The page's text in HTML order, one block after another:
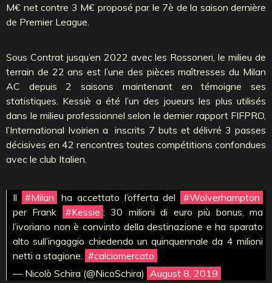
M€ net contre 3 M€ proposé par le 7è de la saison dernière
de Premier League.
Sous Contrat jusqu’en 2022 avec les Rossoneri, le milieu de
terrain de 22 ans est l’une des pièces maîtresses du Milan
AC depuis 2 saisons maintenant en témoigne ses
statistiques. Kessiè a été l’un des joueurs les plus utilisés
dans le milieu professionnel selon le dernier rapport FIFPRO,
l’International Ivoirien a inscrits 7 buts et délivré 3 passes
décisives en 42 rencontres toutes compétitions confondues
avec le club Italien.
Il #Milan ha accettato l’offerta del
#Wolverhampton
per Frank
#Kessie : 30 milioni di euro più bonus, ma
l’ivoriano non è convinto della destinazione e ha sparato
alto sull’ingaggio chiedendo un quinquennale da 4 milioni
netti a stagione.
#calciomercato
— Nicolò Schira (@NicoSchira) August 8, 2019